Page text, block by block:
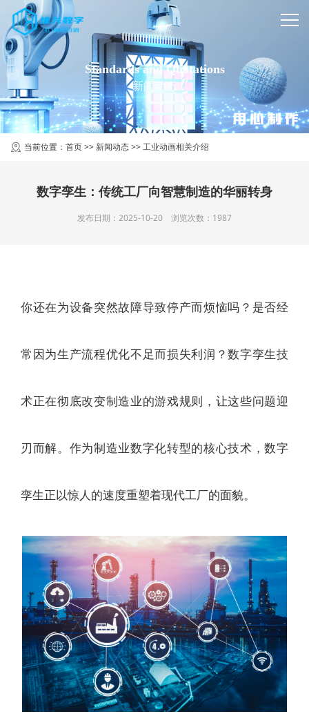
Standards and Quotations
新闻动态
当前位置： 首页>> 新闻动态>>工业动画相关介绍
数字孪生：传统工厂向智慧制造的华丽转身
发布日期：2025-10-20 浏览次数：1987
你还在为设备突然故障导致停产而烦恼吗？是否经
常因为生产流程优化不足而损失利润？数字孪生技
术正在彻底改变制造业的游戏规则，让这些问题迎
刃而解。作为制造业数字化转型的核心技术，数字
孪生正以惊人的速度重塑着现代工厂的面貌。